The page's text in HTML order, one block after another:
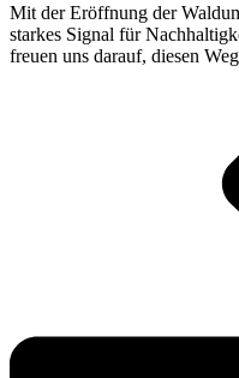
Mit der Eröffnung der
starkes Signal für
freuen uns darauf, diesen